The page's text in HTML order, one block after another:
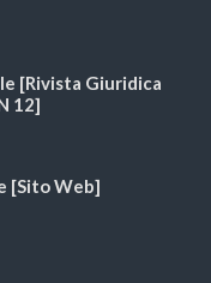
[Rivista Giuridica
12]
[Sito Web]